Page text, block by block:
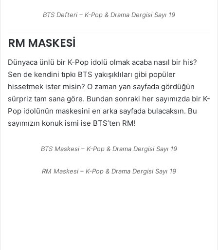
BTS Defteri – K-Pop & Drama Dergisi Sayı 19
RM MASKESİ
Dünyaca ünlü bir K-Pop idolü olmak acaba nasıl bir his?
Sen de kendini tıpkı BTS yakışıklıları gibi popüler
hissetmek ister misin? O zaman yan sayfada gördüğün
sürpriz tam sana göre. Bundan sonraki her sayımızda bir K-
Pop idolünün maskesini en arka sayfada bulacaksın. Bu
sayımızın konuk ismi ise BTS’ten RM!
BTS Maskesi – K-Pop & Drama Dergisi Sayı 19
RM Maskesi – K-Pop & Drama Dergisi Sayı 19